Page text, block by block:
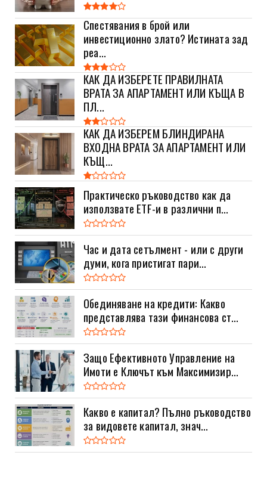
Спестявания в брой или
инвестиционно злато? Истината зад
реа...
КАК ДА ИЗБЕРЕТЕ ПРАВИЛНАТА
ВРАТА ЗА АПАРТАМЕНТ ИЛИ КЪЩА В
ПЛ...
КАК ДА ИЗБЕРЕМ БЛИНДИРАНА
ВХОДНА ВРАТА ЗА АПАРТАМЕНТ ИЛИ
КЪЩ...
Практическо ръководство как да
използвате ETF-и в различни п...
Час и дата сетълмент - или с други
думи, кога пристигат пари...
Обединяване на кредити: Какво
представлява тази финансова ст...
Защо Ефективното Управление на
Имоти е Ключът към Максимизир...
Какво е капитал? Пълно ръководство
за видовете капитал, знач...